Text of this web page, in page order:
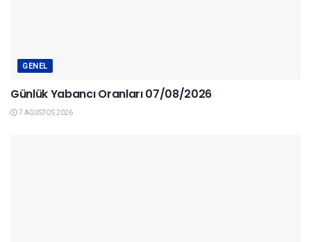
GENEL
Günlük Yabancı Oranları 07/08/2026
7 AĞUSTOS 2026